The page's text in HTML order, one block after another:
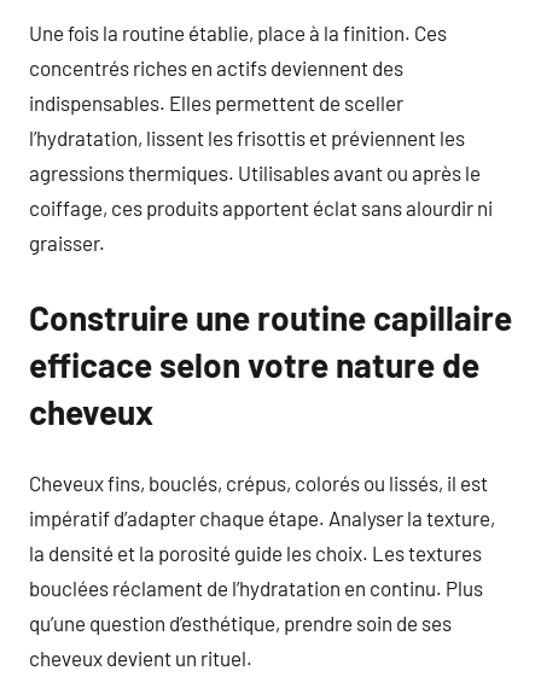
Une fois la routine établie, place à la finition. Ces
concentrés riches en actifs deviennent des
indispensables. Elles permettent de sceller
l’hydratation, lissent les frisottis et préviennent les
agressions thermiques. Utilisables avant ou après le
coiffage, ces produits apportent éclat sans alourdir ni
graisser.
Construire une routine capillaire
efficace selon votre nature de
cheveux
Cheveux fins, bouclés, crépus, colorés ou lissés, il est
impératif d’adapter chaque étape. Analyser la texture,
la densité et la porosité guide les choix. Les textures
bouclées réclament de l’hydratation en continu. Plus
qu’une question d’esthétique, prendre soin de ses
cheveux devient un rituel.